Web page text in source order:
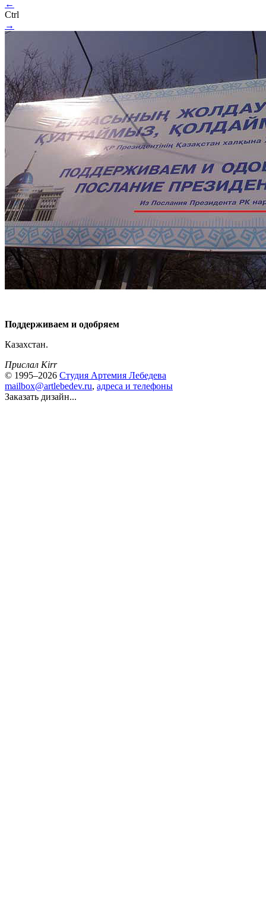
←
Ctrl
→
Поддерживаем и одобряем
Казахстан.
Прислал Kirr
© 1995–2026 Студия Артемия Лебедева
mailbox@artlebedev.ru, адреса и телефоны
Заказать дизайн...